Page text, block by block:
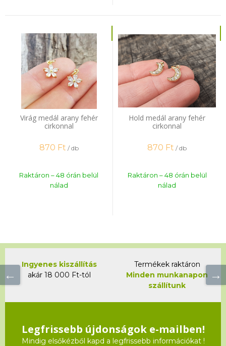
Virág medál arany fehér
cirkonnal
870 Ft / db
Raktáron – 48 órán belül
nálad
Hold medál arany fehér
cirkonnal
870 Ft / db
Raktáron – 48 órán belül
nálad
Ingyenes kiszállítás
akár 18 000 Ft-tól
Termékek raktáron
Minden munkanapon
szállítunk
Legfrissebb újdonságok e-mailben!
Mindig elsőkézből kapd a legfrissebb információkat !